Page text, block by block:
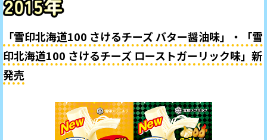
「雪印北海道100 さけるチーズ バター醤油味」・
「雪
印北海道100 さけるチーズ ローストガーリック味」新
発売